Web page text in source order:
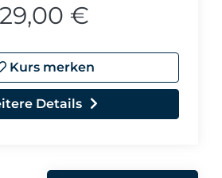
29,00 €
Kurs merken
Details